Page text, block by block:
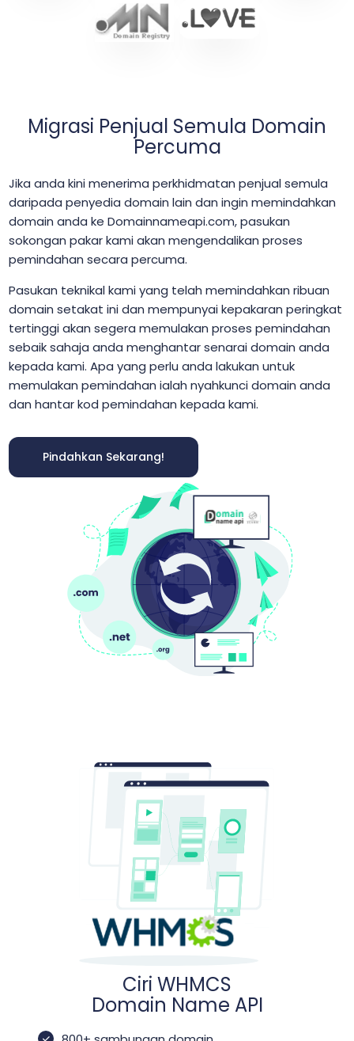
Migrasi Penjual Semula Domain
Percuma
Jika anda kini menerima perkhidmatan penjual semula
daripada penyedia domain lain dan ingin memindahkan
domain anda ke Domainnameapi.com, pasukan
sokongan pakar kami akan mengendalikan proses
pemindahan secara percuma.
Pasukan teknikal kami yang telah memindahkan ribuan
domain setakat ini dan mempunyai kepakaran peringkat
tertinggi akan segera memulakan proses pemindahan
sebaik sahaja anda menghantar senarai domain anda
kepada kami. Apa yang perlu anda lakukan untuk
memulakan pemindahan ialah nyahkunci domain anda
dan hantar kod pemindahan kepada kami.
Pindahkan Sekarang!
Ciri WHMCS
Domain Name API